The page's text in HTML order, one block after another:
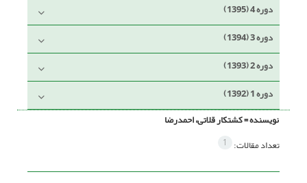
دوره 4 (1395)
دوره 3 (1394)
دوره 2 (1393)
دوره 1 (1392)
نویسنده =کشتکار قلاتی، احمدرضا
تعداد مقالات: 1